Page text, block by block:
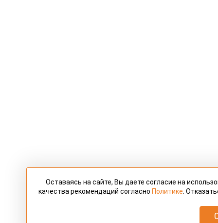
Оставаясь на сайте, Вы даете согласие на
качества рекомендаций согласно Политике .